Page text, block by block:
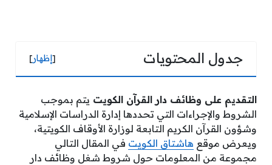
جدول المحتويات [إظهار]
التقديم على وظائف دار القرآن الكويت يتم بموجب
الشروط والإجراءات التي تحددها إدارة الدراسات الإسلامية
وشؤون القرآن الكريم التابعة لوزارة الأوقاف الكويتية،
ويعرض موقع هاشتاق الكويت في المقال التالي
مجموعة من المعلومات حول شروط شغل وظائف دار